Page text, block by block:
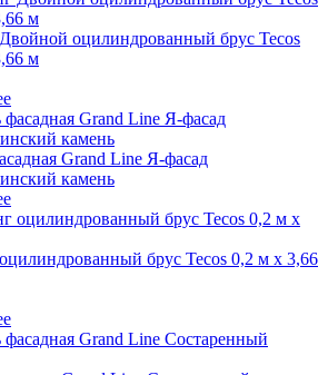
оцилиндрованный брус Tecos
м
Grand Line Я-фасад
камень
брус Tecos 0,2 м х 3,66